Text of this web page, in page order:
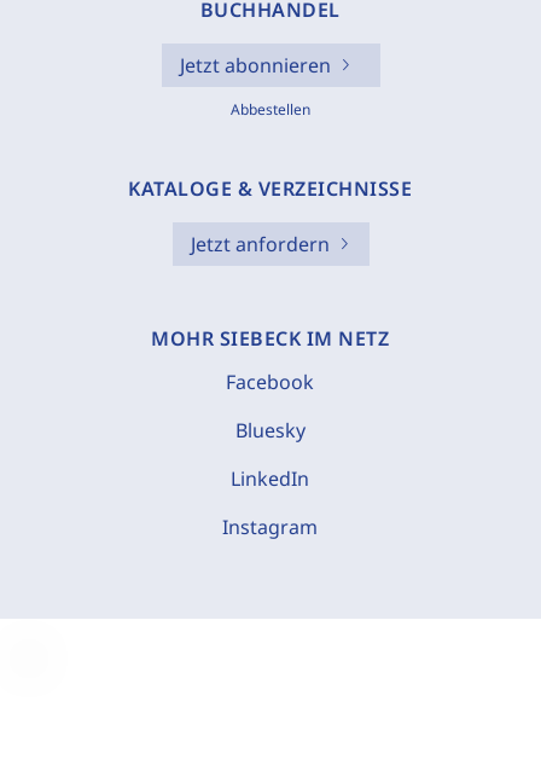
BUCHHANDEL
Jetzt abonnieren
Abbestellen
KATALOGE & VERZEICHNISSE
Jetzt anfordern
MOHR SIEBECK IM NETZ
Facebook
Bluesky
LinkedIn
Instagram